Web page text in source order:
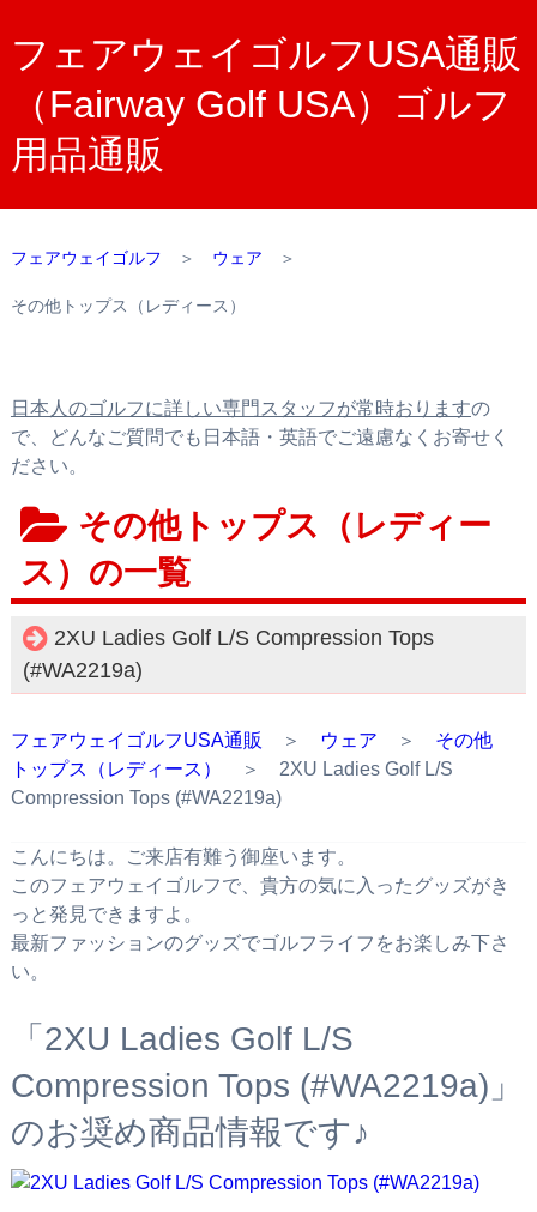
フェアウェイゴルフUSA通販
（Fairway Golf USA）ゴルフ
用品通販
フェアウェイゴルフ ＞ ウェア ＞
その他トップス（レディース）
日本人のゴルフに詳しい専門スタッフが常時おりますの
で、どんなご質問でも日本語・英語でご遠慮なくお寄せく
ださい。
その他トップス（レディー
ス）の一覧
2XU Ladies Golf L/S Compression Tops
(#WA2219a)
フェアウェイゴルフUSA通販 ＞ ウェア ＞ その他
トップス（レディース）
＞ 2XU Ladies Golf L/S
Compression Tops (#WA2219a)
こんにちは。ご来店有難う御座います。
このフェアウェイゴルフで、貴方の気に入ったグッズがき
っと発見できますよ。
最新ファッションのグッズでゴルフライフをお楽しみ下さ
い。
「2XU Ladies Golf L/S
Compression Tops (#WA2219a)」
のお奨め商品情報です♪